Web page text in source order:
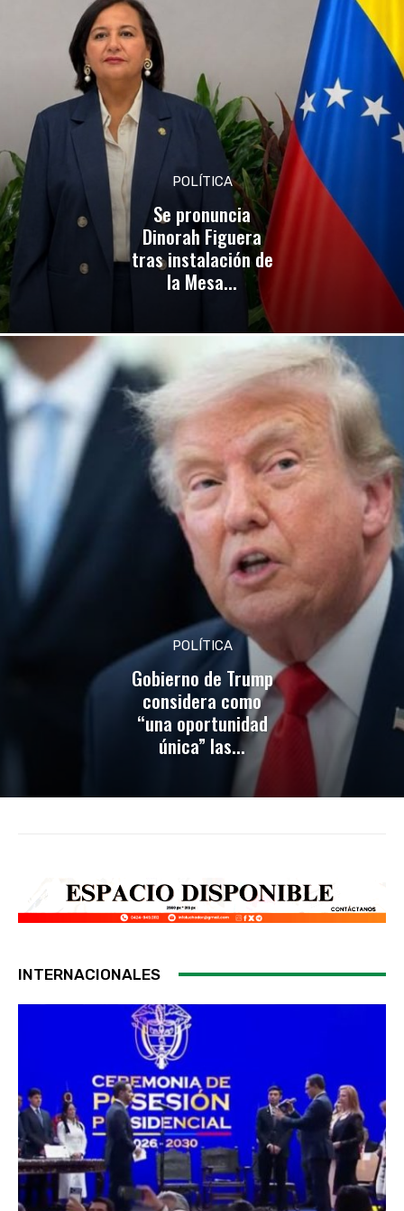
POLÍTICA
Se pronuncia
Dinorah Figuera
tras instalación de
la Mesa...
POLÍTICA
Gobierno de Trump
considera como
“una oportunidad
única” las...
INTERNACIONALES